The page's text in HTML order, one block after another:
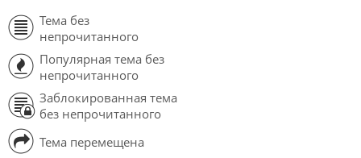
Тема без
непрочитанного
Популярная тема без
непрочитанного
Заблокированная тема
без непрочитанного
Тема перемещена